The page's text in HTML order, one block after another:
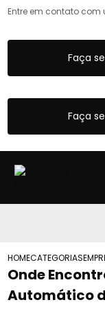
Entre em contato
Faça
Faça
HOMECATEGORIAS
Onde
Automático